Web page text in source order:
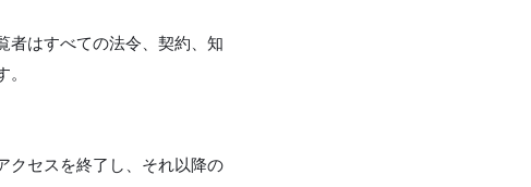
者はすべての法令、契約、知
クセスを終了し、それ以降の